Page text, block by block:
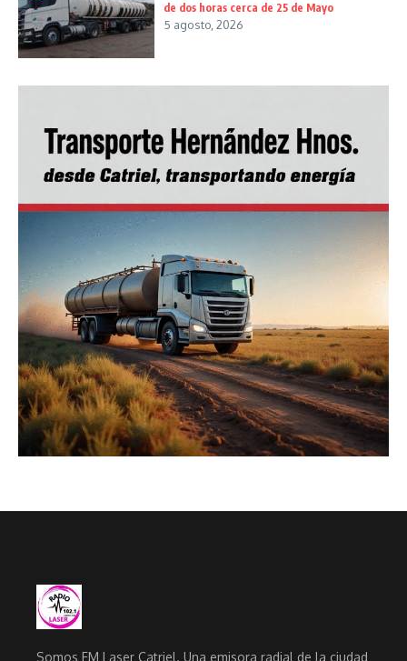
de dos horas cerca de 25 de Mayo
5 agosto, 2026
Somos FM Laser Catriel. Una emisora radial de la ciudad